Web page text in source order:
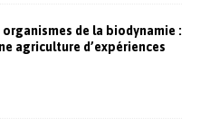
organismes de la biodynamie :
agriculture d’expériences